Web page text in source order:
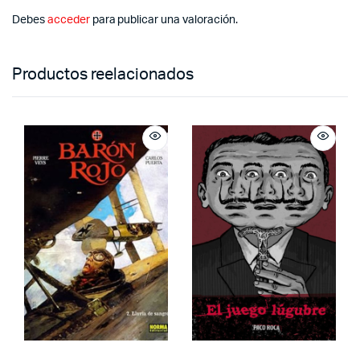
Debes accederpara publicar una valoración.
Productos reelacionados